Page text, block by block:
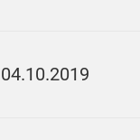
04.10.2019